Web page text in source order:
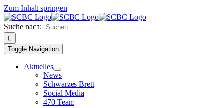
Zum Inhalt springen
Suche nach:
Toggle Navigation
Aktuelles
News
Schwarzes Brett
Social Media
470 Team